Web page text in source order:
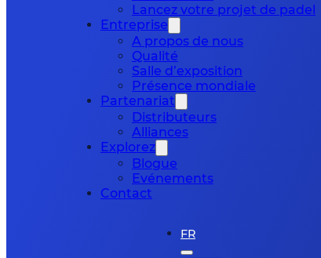
Lancez votre projet de padel
Entreprise
A propos de nous
Qualité
Salle d’exposition
Présence mondiale
Partenariat
Distributeurs
Alliances
Explorez
Blogue
Evénements
Contact
FR